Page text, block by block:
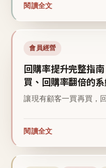
閱讀全文
會員經營
回購率提升完整指
買、回購率翻倍的
讓現有顧客一買再買，
閱讀全文